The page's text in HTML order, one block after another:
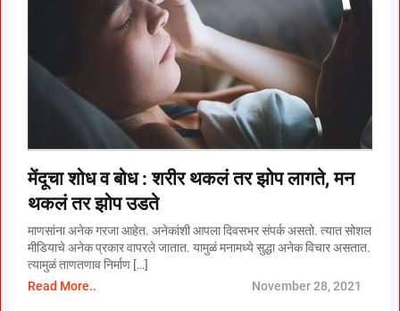
मेंदूचा शोध व बोध : शरीर थकलं तर झोप लागते, मन
थकलं तर झोप उडते
माणसांना अनेक गरजा आहेत. अनेकांशी आपला दिवसभर संपर्क असतो. त्यात सोशल
मीडियाचे अनेक प्रकार वापरले जातात. यामुळं मनामध्ये सुद्धा अनेक विचार असतात.
त्यामुळं ताणतणाव निर्माण […]
Read More..
November 28, 2021